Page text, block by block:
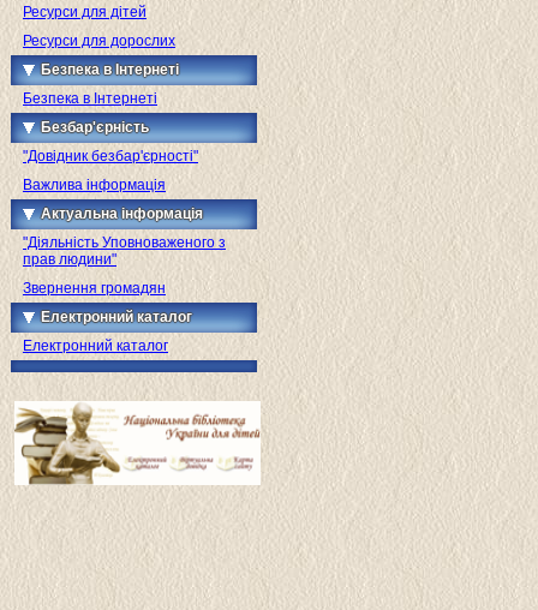
Ресурси для дітей
Ресурси для дорослих
Безпека в Інтернеті
Безпека в Інтернеті
Безбар'єрність
"Довідник безбар'єрності"
Важлива інформація
Актуальна інформація
"Діяльність Уповноваженого з
прав людини"
Звернення громадян
Електронний каталог
Електронний каталог